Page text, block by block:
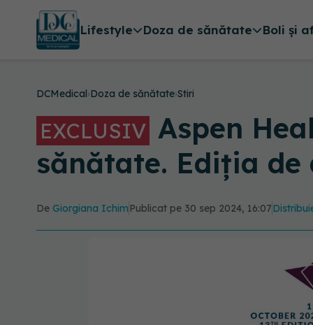
Lifestyle Doza de sănătate Boli și
DCMedical›Doza de sănătate›Stiri
EXCLUSIV Aspen
sănătate. Ediția
De Giorgiana Ichim Publicat pe 30 sep 2024, 16:07